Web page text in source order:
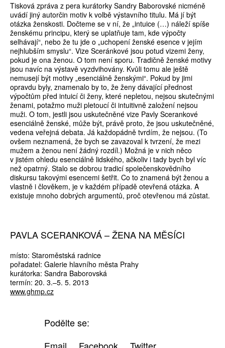
Tisková zpráva z pera kurátorky Sandry Baborovské nicméně
uvádí jiný autorčin motiv k volbě výstavního titulu. Má jí být
otázka ženskosti. Dočteme se v ní, že „intuice (…) náleží spíše
ženskému principu, který se uplatňuje tam, kde výpočty
selhávají“, nebo že tu jde o „uchopení ženské esence v jejím
nejhlubším smyslu“. Vize Sceránkové jsou potud vizemi ženy,
pokud je ona ženou. O tom není sporu. Tradičně ženské motivy
jsou navíc na výstavě vyzdvihovány. Kvůli tomu ale ještě
nemusejí být motivy „esenciálně ženskými“. Pokud by jimi
opravdu byly, znamenalo by to, že ženy dávající přednost
výpočtům před intuicí či ženy, které nepletou, nejsou skutečnými
ženami, potažmo muži pletoucí či intuitivně založení nejsou
muži. O tom, jestli jsou uskutečněné vize Pavly Scerankové
esenciálně ženské, může být, právě proto, že jsou uskutečněné,
vedena veřejná debata. Já každopádně tvrdím, že nejsou. (To
ovšem neznamená, že bych se zavazoval k tvrzení, že mezi
mužem a ženou není žádný rozdíl.) Možná je v nich něco
v jistém ohledu esenciálně lidského, ačkoliv i tady bych byl víc
než opatrný. Stalo se dobrou tradicí společenskovědního
diskursu takovými esencemi šetřit. Co to znamená být ženou a
vlastně i člověkem, je v každém případě otevřená otázka. A
existuje mnoho dobrých argumentů, proč otevřenou má zůstat.
PAVLA SCERANKOVÁ – ŽENA NA MĚSÍCI
místo: Staroměstská radnice
pořadatel: Galerie hlavního města Prahy
kurátorka: Sandra Baborovská
termín: 20. 3.–5. 5. 2013
www.ghmp.cz
Podělte se: